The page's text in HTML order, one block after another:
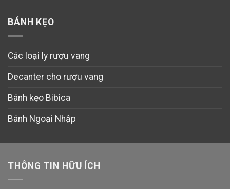
BÁNH KẸO
Các loại ly rượu vang
Decanter cho rượu vang
Bánh kẹo Bibica
Bánh Ngoại Nhập
THÔNG TIN HỮU ÍCH